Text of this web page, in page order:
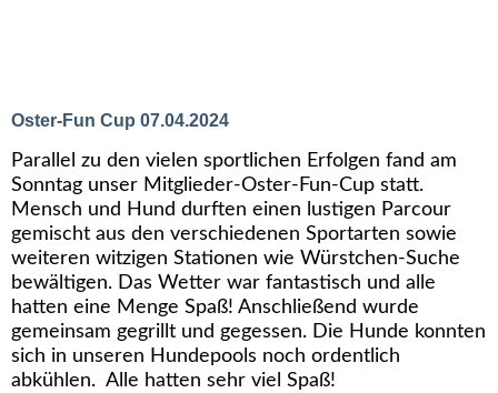
Oster-Fun Cup 07.04.2024
Parallel zu den vielen sportlichen Erfolgen fand am
Sonntag unser Mitglieder-Oster-Fun-Cup statt.
Mensch und Hund durften einen lustigen Parcour
gemischt aus den verschiedenen Sportarten sowie
weiteren witzigen Stationen wie Würstchen-Suche
bewältigen. Das Wetter war fantastisch und alle
hatten eine Menge Spaß! Anschließend wurde
gemeinsam gegrillt und gegessen. Die Hunde konnten
sich in unseren Hundepools noch ordentlich
abkühlen. Alle hatten sehr viel Spaß!